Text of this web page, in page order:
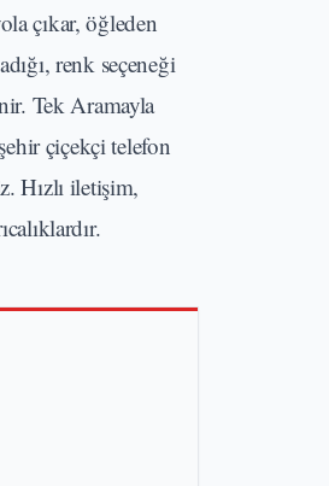
çıkar, öğleden
renk seçeneği
Tek Aramayla
çiçekçi telefon
Hızlı iletişim,